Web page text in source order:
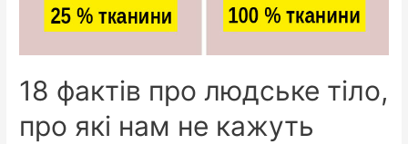
18 фактів про людське тіло,
про які нам не кажуть